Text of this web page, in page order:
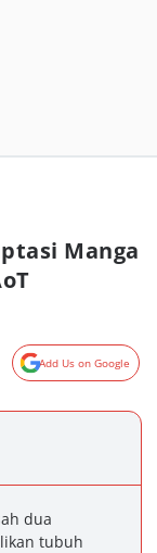
Manga
Add Us on Google
dua
tubuh